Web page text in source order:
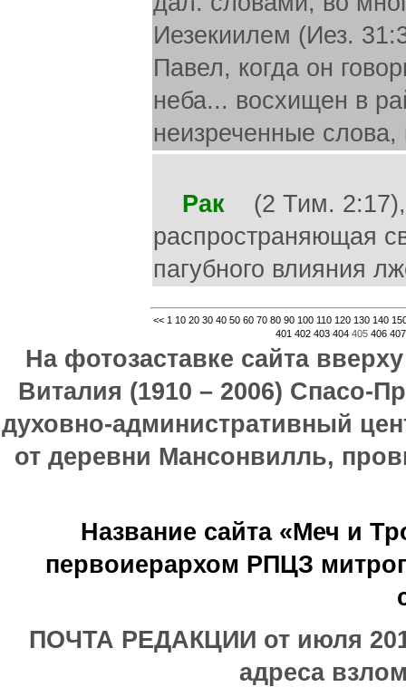
Иезекиилем (Иез.
Павел, когда он
неба... восхищен в
неизреченные слова,
Рак (2 Тим. 2:17),
распространяющая
пагубного влияния
<< 1 10 20 30 40 50 60 70 80 90 100 110 120 130 140
401 402 403 404405 406 407
На фотозаставке сайта
Виталия (1910 – 2006) Спасо-
духовно-административный
от деревни Мансонвилль,
Название сайта «Меч и
первоиерархом РПЦЗ
ПОЧТА РЕДАКЦИИ от июля
адреса